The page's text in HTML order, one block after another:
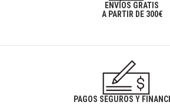
ENVÍOS GRATIS
A PARTIR DE 300€
PAGOS SEGUROS Y